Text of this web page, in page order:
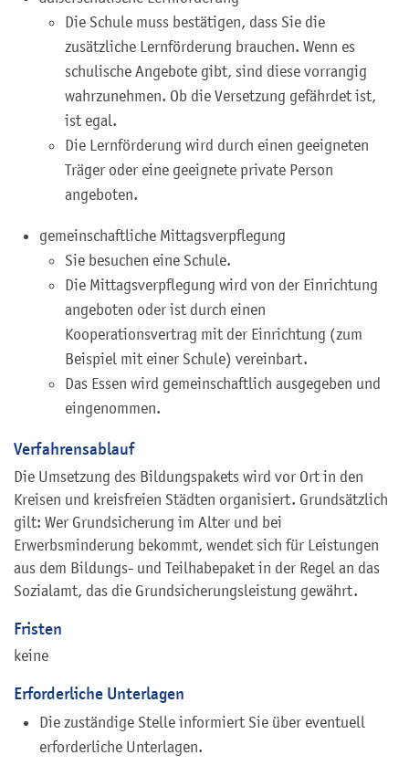
Die Schule muss bestätigen, dass Sie die
zusätzliche Lernförderung brauchen. Wenn es
schulische Angebote gibt, sind diese vorrangig
wahrzunehmen. Ob die Versetzung gefährdet ist,
ist egal.
Die Lernförderung wird durch einen geeigneten
Träger oder eine geeignete private Person
angeboten.
gemeinschaftliche Mittagsverpflegung
Sie besuchen eine Schule.
Die Mittagsverpflegung wird von der Einrichtung
angeboten oder ist durch einen
Kooperationsvertrag mit der Einrichtung (zum
Beispiel mit einer Schule) vereinbart.
Das Essen wird gemeinschaftlich ausgegeben und
eingenommen.
Verfahrensablauf
Die Umsetzung des Bildungspakets wird vor Ort in den
Kreisen und kreisfreien Städten organisiert. Grundsätzlich
gilt: Wer Grundsicherung im Alter und bei
Erwerbsminderung bekommt, wendet sich für Leistungen
aus dem Bildungs- und Teilhabepaket in der Regel an das
Sozialamt, das die Grundsicherungsleistung gewährt.
Fristen
keine
Erforderliche Unterlagen
Die zuständige Stelle informiert Sie über eventuell
erforderliche Unterlagen.